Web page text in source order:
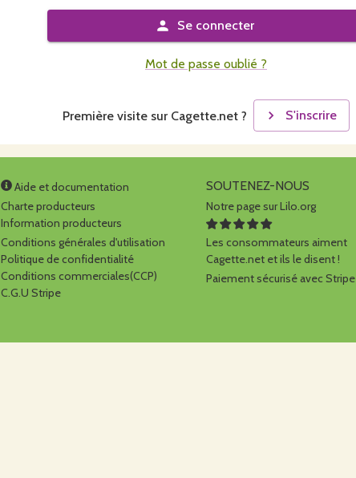
Se connecter
Mot de passe oublié ?
Première visite sur Cagette.net ? S'inscrire
Aide et documentation
Charte producteurs
Information producteurs
Conditions générales d'utilisation
Politique de confidentialité
Conditions commerciales(CCP)
C.G.U Stripe
SOUTENEZ-NOUS
Notre page sur Lilo.org
Les consommateurs aiment
Cagette.net et ils le disent !
Paiement sécurisé avec Stripe